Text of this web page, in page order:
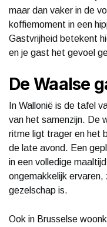
maar dan vaker in de
koffiemoment in een
Gastvrijheid betekent
en je gast het gevoel
De Waalse
In Wallonië is de tafel
van het samenzijn. De
ritme ligt trager en het
de late avond. Een
in een volledige
ongemakkelijk ervaren,
gezelschap is.
Ook in Brusselse